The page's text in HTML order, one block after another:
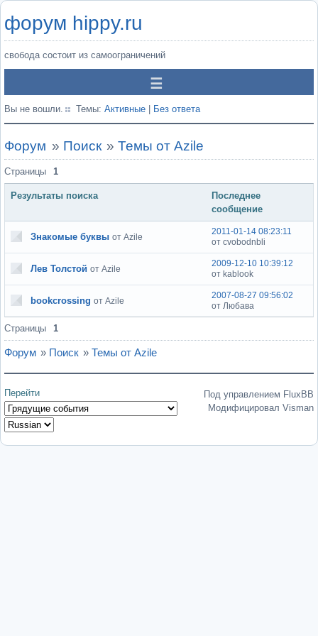
форум hippy.ru
свобода состоит из самоограничений
Вы не вошли. Темы: Активные Без ответа
Форум » Поиск »Темы от Azile
Страницы 1
Результаты поиска
Последнее
сообщение
Знакомые буквы от Azile
2011-01-14 08:23:11
от cvobodnbli
Лев Толстой от Azile
2009-12-10 10:39:12
от kablook
bookcrossing от Azile
2007-08-27 09:56:02
от Любава
Страницы 1
Форум » Поиск » Темы от Azile
Перейти
Под управлением FluxBB
Модифицировал Visman